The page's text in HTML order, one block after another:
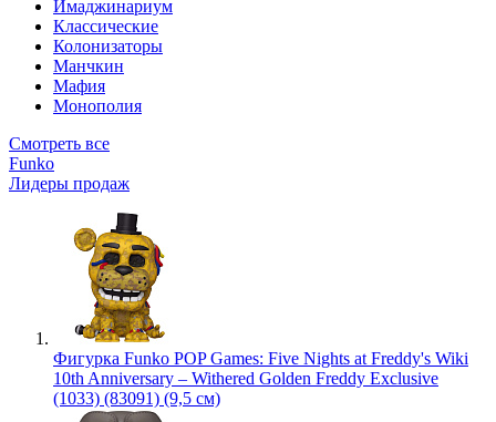
Имаджинариум
Классические
Колонизаторы
Манчкин
Мафия
Монополия
Смотреть все
Funko
Лидеры продаж
Фигурка Funko POP Games: Five Nights at Freddy's Wiki
10th Anniversary – Withered Golden Freddy Exclusive
(1033) (83091) (9,5 см)